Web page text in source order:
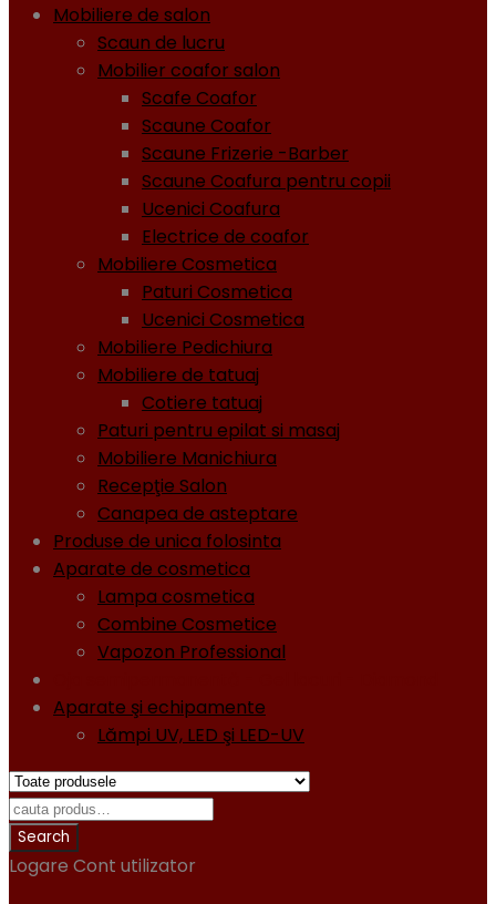
Mobiliere de salon
Scaun de lucru
Mobilier coafor salon
Scafe Coafor
Scaune Coafor
Scaune Frizerie -Barber
Scaune Coafura pentru copii
Ucenici Coafura
Electrice de coafor
Mobiliere Cosmetica
Paturi Cosmetica
Ucenici Cosmetica
Mobiliere Pedichiura
Mobiliere de tatuaj
Cotiere tatuaj
Paturi pentru epilat si masaj
Mobiliere Manichiura
Recepţie Salon
Canapea de asteptare
Produse de unica folosinta
Aparate de cosmetica
Lampa cosmetica
Combine Cosmetice
Vapozon Professional
Aparate şi echipamente
Lămpi UV, LED şi LED-UV
Logare Cont utilizator